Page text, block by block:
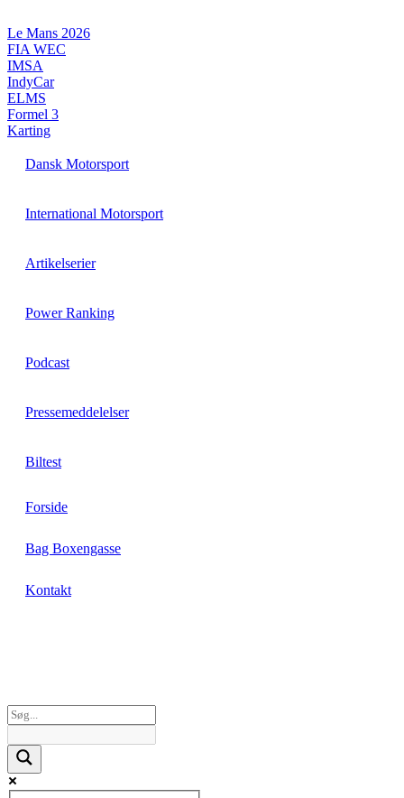
til
indhold
Le Mans 2026
FIA WEC
IMSA
IndyCar
ELMS
Formel 3
Karting
Dansk Motorsport
International Motorsport
Artikelserier
Power Ranking
Podcast
Pressemeddelelser
Biltest
Forside
Bag Boxengasse
Kontakt